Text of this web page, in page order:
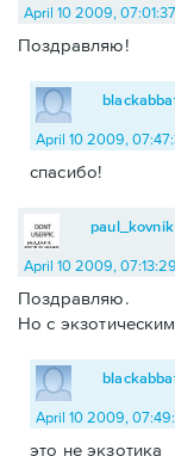
April 10 2009,
Поздравляю!
April 10 2009,
спасибо!
paul_kovnik
April 10 2009,
Поздравляю.
Но с
April 10 2009,
это не экзотика